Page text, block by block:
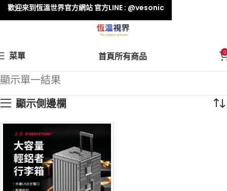
菜單 首頁所有商品 0
顯示單一結果
顯示側邊欄
歡迎來到恆溫世界官方網站 官方LINE : @vesonic